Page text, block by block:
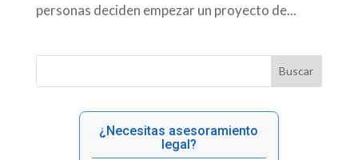
personas deciden empezar un proyecto de...
¿Necesitas asesoramiento
legal?